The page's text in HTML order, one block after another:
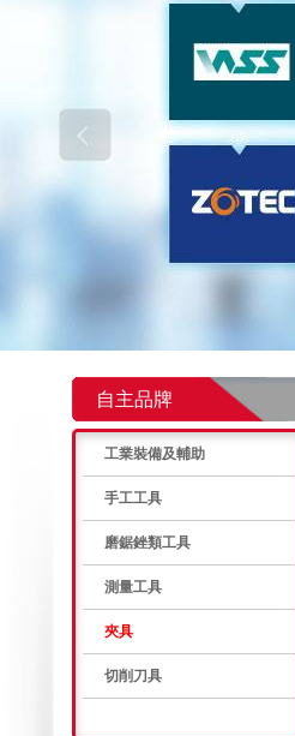
自主品牌
工業裝備及輔助
手工工具
磨鋸銼類工具
測量工具
夾具
切削刀具